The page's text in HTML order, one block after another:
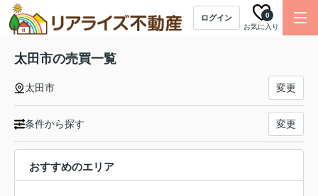
ログイン
お気に入り
0
太田市の売買一覧
太田市 変更
条件から探す 変更
おすすめのエリア